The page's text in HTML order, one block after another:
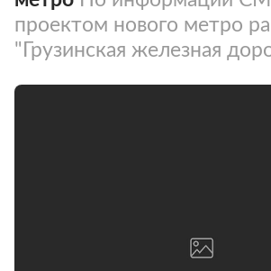
проектом нового метро
"Грузинская железная